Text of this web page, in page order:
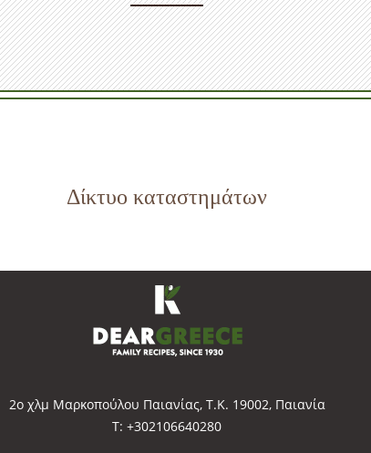
Δίκτυο καταστημάτων
2o χλμ Μαρκοπούλου Παιανίας, Τ.Κ. 19002, Παιανία
Τ: +302106640280